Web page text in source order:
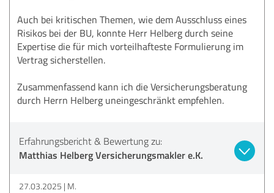
Auch bei kritischen Themen, wie dem Ausschluss eines
Risikos bei der BU, konnte Herr Helberg durch seine
Expertise die für mich vorteilhafteste Formulierung im
Vertrag sicherstellen.
Zusammenfassend kann ich die Versicherungsberatung
durch Herrn Helberg uneingeschränkt empfehlen.
Erfahrungsbericht & Bewertung zu:
Matthias Helberg Versicherungsmakler e.K.
27.03.2025 M.